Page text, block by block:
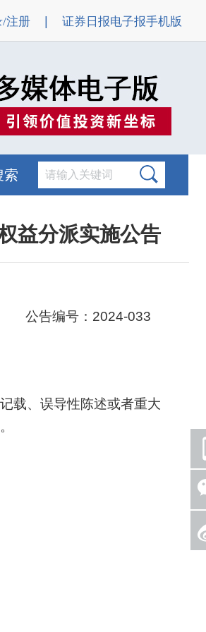
/注册 证券日报电子报手机版
索
益分派实施公告
编号：2024-033
载、误导性陈述或者重大